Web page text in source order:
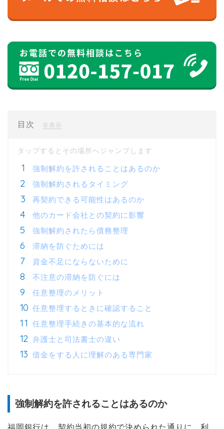
目次 非表示
強制解約を許されることはあるのか
強制解約されるタイミング
再契約できる可能性はあるのか
他のカード会社との契約に影響
強制解約されたら債務整理
滞納を防ぐためには
資金不足にならないために
不注意の滞納を防ぐには
任意整理のメリット
任意整理するときに確認すること
任意整理手続きの基本的な流れ
弁護士と司法書士の違い
借金をする人に理解のある専門家
強制解約を許されることはあるのか